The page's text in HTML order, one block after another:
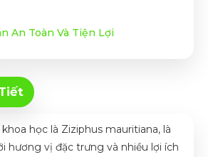
An Toàn Và Tiện Lợi
học là Ziziphus mauritiana, là
hương vị đặc trưng và nhiều lợi ích